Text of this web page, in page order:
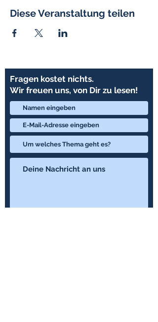
Diese Veranstaltung teilen
Fragen kostet nichts.
Wir freuen uns, von Dir zu lesen!